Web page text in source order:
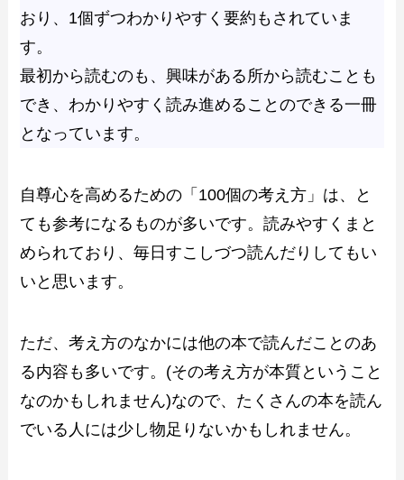
おり、1個ずつわかりやすく要約もされていま
す。
最初から読むのも、興味がある所から読むことも
でき、わかりやすく読み進めることのできる一冊
となっています。
自尊心を高めるための「100個の考え方」は、と
ても参考になるものが多いです。読みやすくまと
められており、毎日すこしづつ読んだりしてもい
いと思います。
ただ、考え方のなかには他の本で読んだことのあ
る内容も多いです。(その考え方が本質ということ
なのかもしれません)なので、たくさんの本を読ん
でいる人には少し物足りないかもしれません。